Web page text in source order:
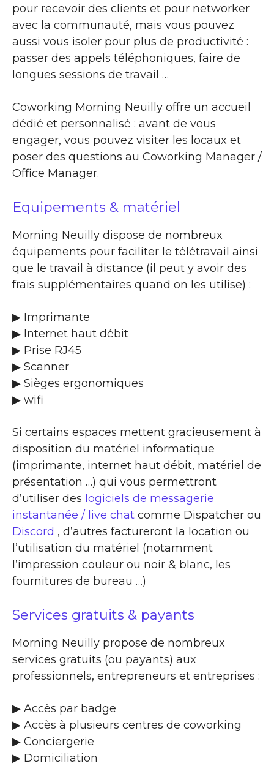
pour recevoir des clients et pour networker
avec la communauté, mais vous pouvez
aussi vous isoler pour plus de productivité :
passer des appels téléphoniques, faire de
longues sessions de travail …
Coworking Morning Neuilly offre un accueil
dédié et personnalisé : avant de vous
engager, vous pouvez visiter les locaux et
poser des questions au Coworking Manager /
Office Manager.
Equipements & matériel
Morning Neuilly dispose de nombreux
équipements pour faciliter le télétravail ainsi
que le travail à distance (il peut y avoir des
frais supplémentaires quand on les utilise) :
▶ Imprimante
▶ Internet haut débit
▶ Prise RJ45
▶ Scanner
▶ Sièges ergonomiques
▶ wifi
Si certains espaces mettent gracieusement à
disposition du matériel informatique
(imprimante, internet haut débit, matériel de
présentation …) qui vous permettront
d’utiliser des logiciels de messagerie
instantanée / live chat comme Dispatcher ou
Discord , d’autres factureront la location ou
l’utilisation du matériel (notamment
l’impression couleur ou noir & blanc, les
fournitures de bureau …)
Services gratuits & payants
Morning Neuilly propose de nombreux
services gratuits (ou payants) aux
professionnels, entrepreneurs et entreprises :
▶​ Accès par badge
▶​ Accès à plusieurs centres de coworking
▶​ Conciergerie
▶​ Domiciliation